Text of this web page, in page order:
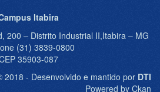
Itabira
200 – Distrito Industrial II,Itabira – MG
(31) 3839-0800
35903-087
2018 - Desenvolvido e mantido por DTI
Powered by Ckan